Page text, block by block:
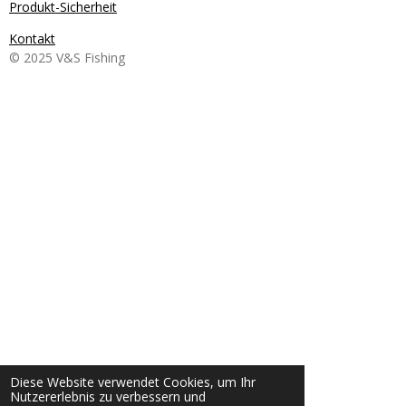
Diese Website verwendet Cookies, um Ihr
Nutzererlebnis zu verbessern und
Produkt-Sicherheit
Kontakt
© 2025 V&S Fishing